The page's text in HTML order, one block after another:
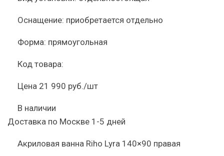
Оснащение: приобретается отдельно
Форма: прямоугольная
Код товара:
Цена 21 990 руб./шт
В наличии
Доставка по Москве 1-5 дней
Акриловая ванна Riho Lyra 140×90 правая